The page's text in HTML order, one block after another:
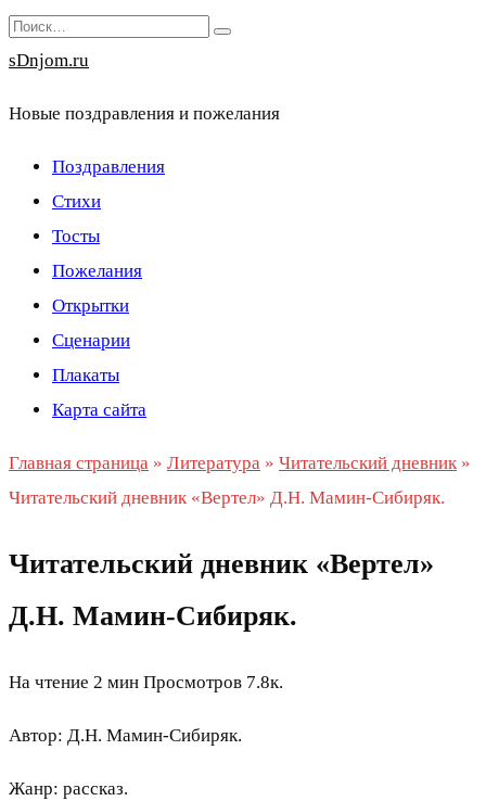
Перейти
к
Search
for:
sDnjom.ru
Новые поздравления и пожелания
Поздравления
Стихи
Тосты
Пожелания
Открытки
Сценарии
Плакаты
Карта сайта
Главная страница » Литература » Читательский дневник »
Читательский дневник «Вертел» Д.Н. Мамин‐Сибиряк.
Читательский дневник «Вертел»
Д.Н. Мамин‐Сибиряк.
На чтение 2 мин Просмотров 7.8к.
Автор: Д.Н. Мамин-Сибиряк.
Жанр: рассказ.